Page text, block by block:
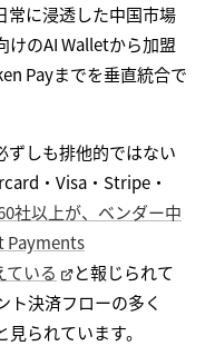
常に浸透した中国市場
けのAI Walletから加盟
Payまでを垂直統合で
ずしも排他的ではない
・Visa・Stripe・
社以上が、ベンダー中
Payments
いる
と報じられて
ト決済フローの多く
られています。